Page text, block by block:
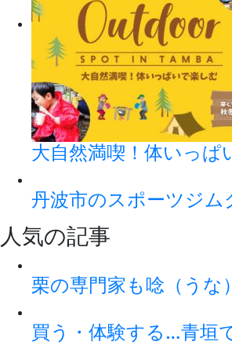
大自然満喫！体いっ
丹波市のスポーツジ
人気の記事
栗の専門家も唸（うな
買う・体験する…青垣